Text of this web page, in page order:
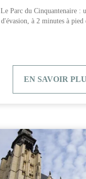
Le Parc du Cinquantenaire :
d'évasion, à 2 minutes à pied
EN SAVOIR